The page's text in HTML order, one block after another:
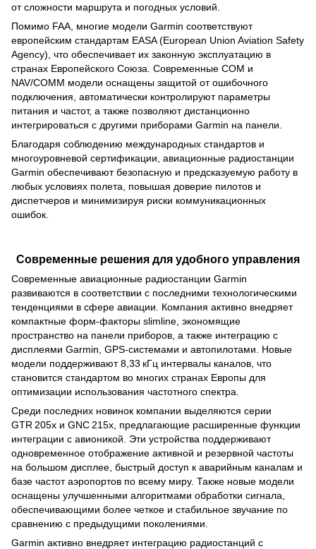
от сложности маршрута и погодных условий.
Помимо FAA, многие модели Garmin соответствуют
европейским стандартам EASA (European Union Aviation Safety
Agency), что обеспечивает их законную эксплуатацию в
странах Европейского Союза. Современные COM и
NAV/COMM модели оснащены защитой от ошибочного
подключения, автоматически контролируют параметры
питания и частот, а также позволяют дистанционно
интегрироваться с другими приборами Garmin на панели.
Благодаря соблюдению международных стандартов и
многоуровневой сертификации, авиационные радиостанции
Garmin обеспечивают безопасную и предсказуемую работу в
любых условиях полета, повышая доверие пилотов и
диспетчеров и минимизируя риски коммуникационных
ошибок.
Современные решения для удобного управления
Современные авиационные радиостанции Garmin
развиваются в соответствии с последними технологическими
тенденциями в сфере авиации. Компания активно внедряет
компактные форм‑факторы slimline, экономящие
пространство на панели приборов, а также интеграцию с
дисплеями Garmin, GPS‑системами и автопилотами. Новые
модели поддерживают 8,33 кГц интервалы каналов, что
становится стандартом во многих странах Европы для
оптимизации использования частотного спектра.
Среди последних новинок компании выделяются серии
GTR 205x и GNC 215x, предлагающие расширенные функции
интеграции с авионикой. Эти устройства поддерживают
одновременное отображение активной и резервной частоты
на большом дисплее, быстрый доступ к аварийным каналам и
базе частот аэропортов по всему миру. Также новые модели
оснащены улучшенными алгоритмами обработки сигнала,
обеспечивающими более четкое и стабильное звучание по
сравнению с предыдущими поколениями.
Garmin активно внедряет интеграцию радиостанций с